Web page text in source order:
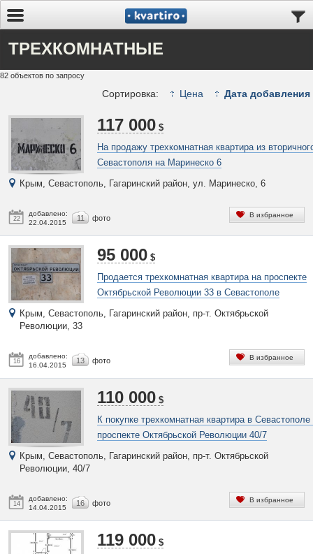
ТРЕХКОМНАТНЫЕ
82 объектов по запросу
Сортировка: Цена Дата добавления
22
добавлено:
22.04.2015
11 фото
117 000 $
На продажу трехкомнатная квартира из
Севастополя на Маринеско 6
Крым, Севастополь, Гагаринский район, ул. Маринеско, 6
В избранное
16
добавлено:
16.04.2015
13 фото
95 000 $
Продается трехкомнатная квартира на проспекте
Октябрьской Революции 33 в Севастополе
Крым, Севастополь, Гагаринский район, пр-т. Октябрьской
Революции, 33
В избранное
14
добавлено:
14.04.2015
16 фото
110 000 $
К покупке трехкомнатная квартира в Севастополе
проспекте Октябрьской Революции 40/7
Крым, Севастополь, Гагаринский район, пр-т. Октябрьской
Революции, 40/7
В избранное
119 000 $